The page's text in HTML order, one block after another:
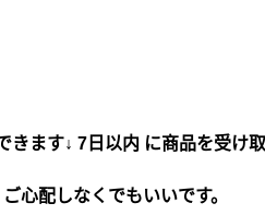
きます↓ 7日以内 に商品を受
心配しなくでもいいです。